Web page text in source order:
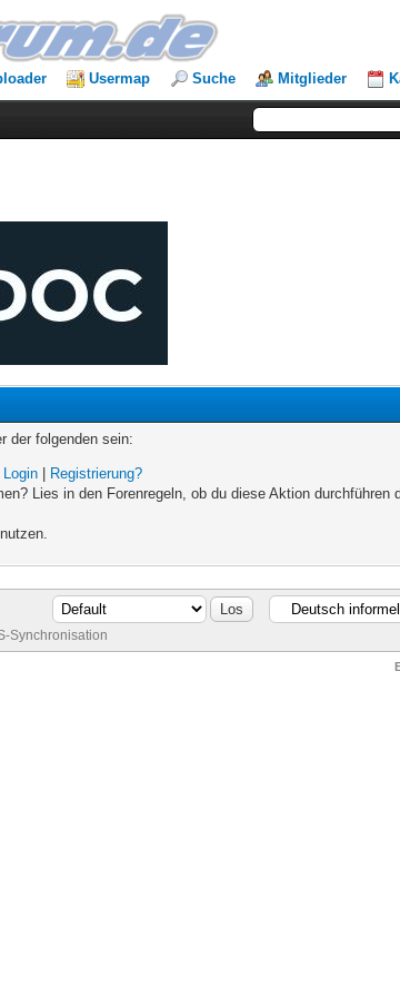
Usermap Suche Mitglieder
der folgenden sein:
Login
Registrierung?
Lies in den Forenregeln, ob du diese Aktion durchführen
Synchronisation